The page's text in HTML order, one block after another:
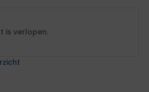
is verlopen.